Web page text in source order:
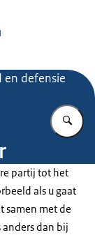
en defensie
partij tot het
als u gaat
samen met de
dan bij